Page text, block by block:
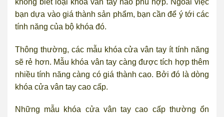
bạn dựa vào giá thành sản phẩm, bạn cần để ý tới các
tính năng của bộ khóa đó.
Thông thường, các mẫu khóa cửa vân tay ít tính năng
sẽ rẻ hơn. Mẫu khóa vân tay càng được tích hợp thêm
nhiều tính năng càng có giá thành cao. Bởi đó là dòng
khóa cửa vân tay cao cấp.
Những mẫu khóa cửa vân tay cao cấp thường ổn